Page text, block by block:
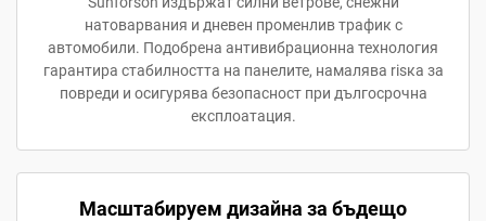
натоварвания и дневен променлив трафик с
автомобили. Подобрена антивибрационна технология
гарантира стабилността на панелите, намалява risка за
повреди и осигурява безопасност при дългосрочна
експлоатация.
Масштабируем дизайна за бъдещо